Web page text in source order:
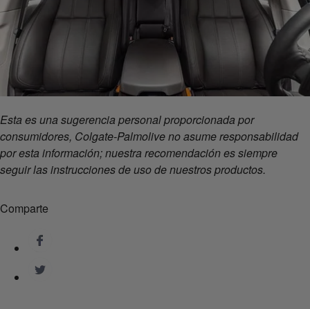
Esta es una sugerencia personal proporcionada por
consumidores, Colgate-Palmolive no asume responsabilidad
por esta información; nuestra recomendación es siempre
seguir las instrucciones de uso de nuestros productos.
Comparte